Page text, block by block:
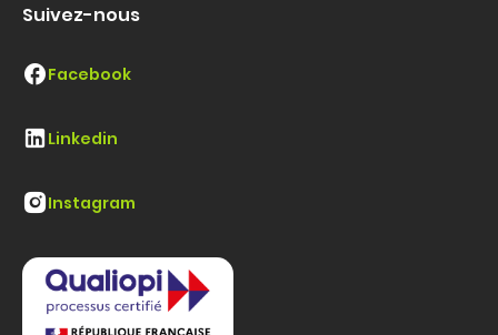
Suivez-nous
Facebook
Linkedin
Instagram